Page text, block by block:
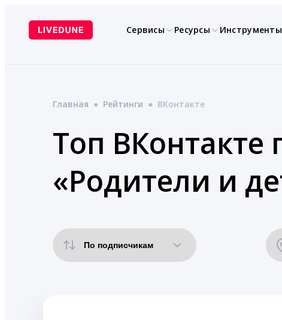
содержимому
Сервисы Ресурсы Инструменты
Главная ● Рейтинги ● ВКонтакте
Топ ВКонтакте
«Родители и